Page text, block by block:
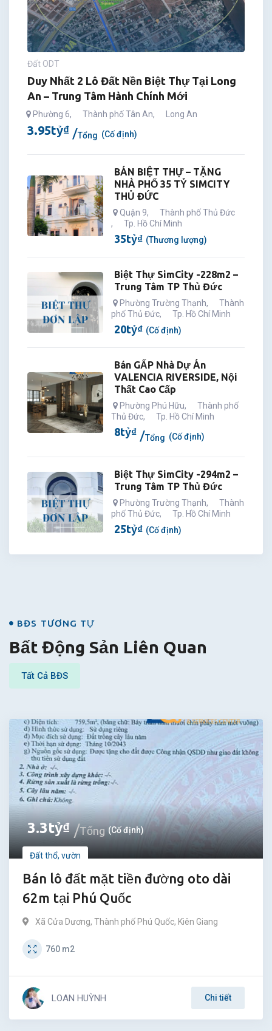
Đất ODT
Duy Nhất 2 Lô Đất Nền Biệt Thự Tại Long
An – Trung Tâm Hành Chính Mới
Phường 6, Thành phố Tân An, Long An
3.95tỷ₫ Tổng (Cố định)
BÁN BIỆT THỰ – TẶNG
NHÀ PHỐ 35 TỶ SIMCITY
THỦ ĐỨC
Quận 9,
Thành phố Thủ Đức
,
Tp. Hồ Chí Minh
35tỷ₫ (Thương lượng)
Biệt Thự SimCity -228m2 –
Trung Tâm TP Thủ Đức
Phường Trường Thạnh,
Thành
phố Thủ Đức, Tp. Hồ Chí Minh
20tỷ₫ (Cố định)
Bán GẤP Nhà Dự Án
VALENCIA RIVERSIDE, Nội
Thất Cao Cấp
Phường Phú Hữu,
Thành phố
Thủ Đức, Tp. Hồ Chí Minh
8tỷ₫ Tổng (Cố định)
Biệt Thự SimCity -294m2 –
Trung Tâm TP Thủ Đức
Phường Trường Thạnh,
Thành
phố Thủ Đức, Tp. Hồ Chí Minh
25tỷ₫ (Cố định)
BĐS
BĐS TƯƠNG TỰ
Bất Động Sản Liên Quan
Tất Cả BĐS
3.3tỷ₫ Tổng (Cố định)
Đất thổ, vườn
Bán lô đất mặt tiền đường oto dài
62m tại Phú Quốc
Xã Cửa Dương, Thành phố Phú Quốc, Kiên Giang
760 m2
LOAN HUỲNH Chi tiết